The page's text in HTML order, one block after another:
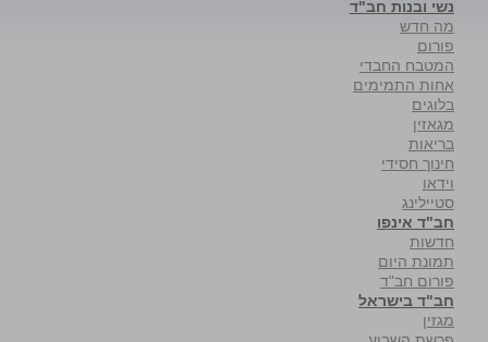
נשי ובנות חב"ד
מה חדש
פורום
המטבח החבדי
אחות התמימים
בלוגים
מגאזין
בריאות
חינוך חסידי
וידאו
סטיילינג
חב"ד אינפו
חדשות
תמונת היום
פורום חב"ד
חב"ד בישראל
מגזין